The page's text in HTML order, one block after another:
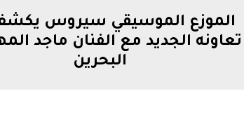
الموزع الموسيقي سيروس
تعاونه الجديد مع الفنان ماجد
البحرين